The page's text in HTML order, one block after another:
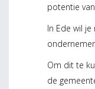
potentie
In Ede wil
Om dit te
de